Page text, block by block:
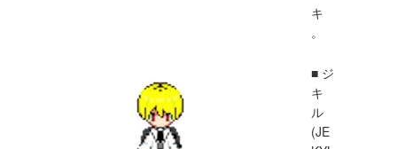
キ
。
■ ジ
キ
ル
(JE